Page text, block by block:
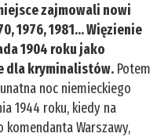
zajmowali nowi
1976, 1981... Więzienie
1904 roku jako
dla kryminalistów. Potem
noc niemieckiego
1944 roku, kiedy na
komendanta Warszawy,